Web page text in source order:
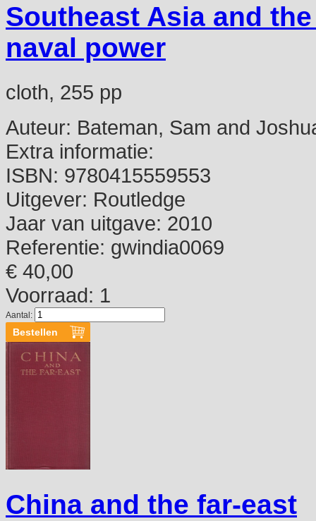
Southeast Asia and
naval power
cloth, 255 pp
Auteur: Bateman, Sam and
Extra informatie:
ISBN: 9780415559553
Uitgever: Routledge
Jaar van uitgave: 2010
Referentie: gwindia0069
€ 40,00
Voorraad: 1
Aantal:
China and the far-east